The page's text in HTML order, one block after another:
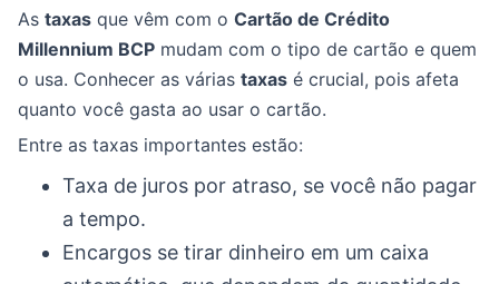
As taxas que vêm com o Cartão de Crédito
Millennium BCP mudam com o tipo de cartão e quem
o usa. Conhecer as várias taxas é crucial, pois afeta
quanto você gasta ao usar o cartão.
Entre as taxas importantes estão:
Taxa de juros por atraso, se você não pagar
a tempo.
Encargos se tirar dinheiro em um caixa